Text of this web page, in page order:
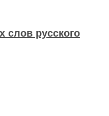
слов русского